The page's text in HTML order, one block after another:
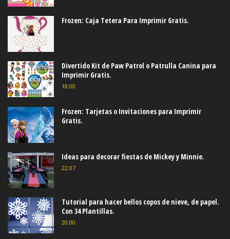
Frozen: Caja Tetera Para Imprimir Gratis.
Divertido Kit de Paw Patrol o Patrulla Canina para
Imprimir Gratis.
18:00
Frozen: Tarjetas o Invitaciones para Imprimir
Gratis.
Ideas para decorar fiestas de Mickey y Minnie.
22:07
Tutorial para hacer bellos copos de nieve, de papel.
Con 34 Plantillas.
20:00